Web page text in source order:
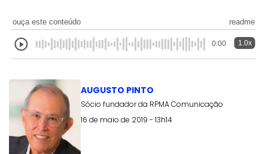
ouça este conteúdo readme
0:00 1.0x
AUGUSTO PINTO
Sócio fundador da RPMA Comunicação
16 de maio de 2019 - 13h14